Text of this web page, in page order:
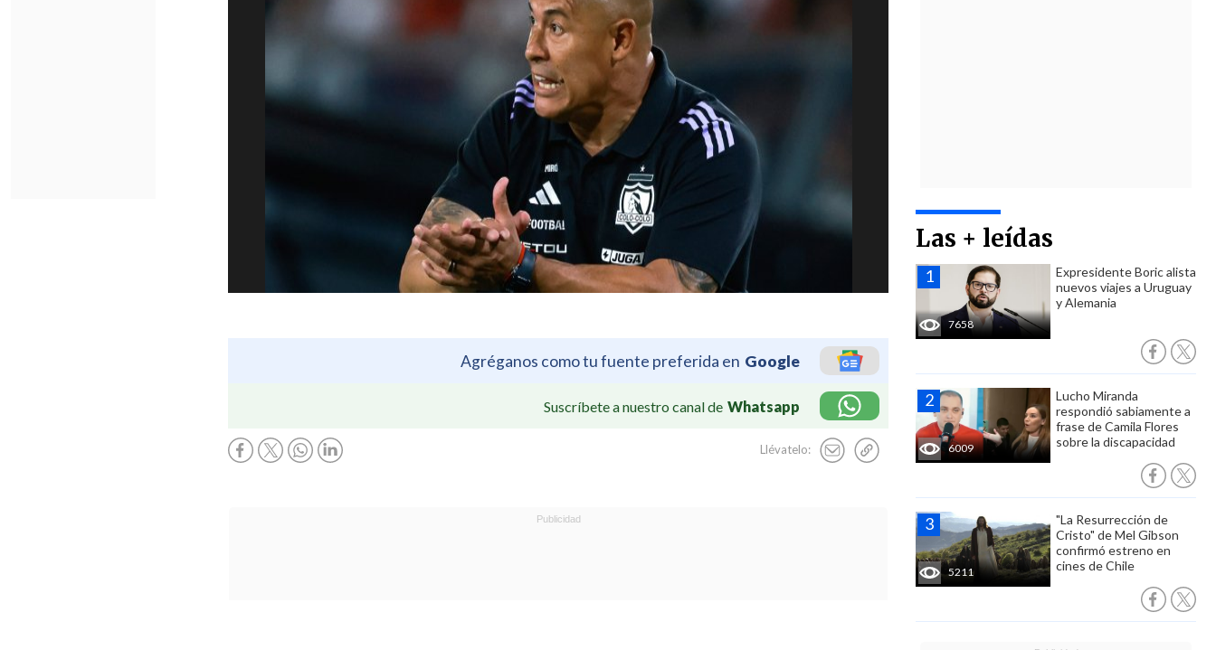
Agréganos como tu fuente preferida en Google
Suscríbete a nuestro canal de Whatsapp
Llévatelo:
Las + leídas
7658
Expresidente Boric alista
nuevos viajes a Uruguay
y Alemania
6009
Lucho Miranda
respondió sabiamente a
frase de Camila Flores
sobre la discapacidad
5211
"La Resurrección de
Cristo" de Mel Gibson
confirmó estreno en
cines de Chile